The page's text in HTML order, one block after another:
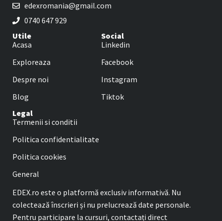
edexromania@gmail.com
0740 647 929
Utile
Acasa
Exploreaza
Despre noi
Blog
Social
Linkedin
Facebook
Instagram
Tiktok
Legal
Termenii si conditii
Politica confidentialitate
Politica cookies
General
EDEX.ro este o platformă exclusiv informativă. Nu
colectează înscrieri și nu prelucrează date personale.
Pentru participare la cursuri, contactați direct